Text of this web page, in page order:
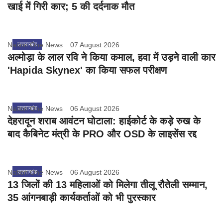
खाई में गिरी कार; 5 की दर्दनाक मौत
उत्तराखंड
Nation One News 07 August 2026
अल्मोड़ा के लाल रवि ने किया कमाल, हवा में उड़ने वाली कार
'Hapida Skynex' का किया सफल परीक्षण
उत्तराखंड
Nation One News 06 August 2026
देहरादून शराब आवंटन घोटाला: हाईकोर्ट के कड़े रुख के
बाद कैबिनेट मंत्री के PRO और OSD के लाइसेंस रद्द
उत्तराखंड
Nation One News 06 August 2026
13 जिलों की 13 महिलाओं को मिलेगा तीलू रौतेली सम्मान,
35 आंगनबाड़ी कार्यकर्ताओं को भी पुरस्कार